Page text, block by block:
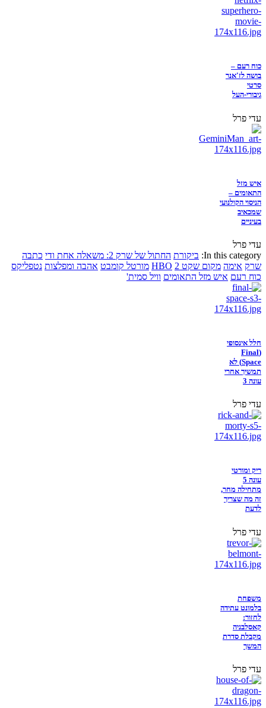
כוח רעם –
בושה לז'אנר
סרטי
גיבורי-העל
עדי פרל
איש מזל
התאומים –
הניסוי הקולנועי
שמכאיב
בעיניים
עדי פרל
In this category: ביקורת החתול של שרק 2: משאלה אחת ודי
כתבה
שרק אימה מקום שקט 2 HBO מורטל קומבט אהבה ומפלצות נטפליקס
כוח רעם איש מזל התאומים וויל סמית'
חלל אינסופי
(Final
Space) לא
תמשיך אחרי
עונה 3
עדי פרל
ריק ומורטי
עונה 5
מתחילה מחר,
זה מה שצריך
לדעת
עדי פרל
משפחת
בלמונט עתידה
לחזור:
קאסלבניה
מקבלת סדרת
המשך
עדי פרל